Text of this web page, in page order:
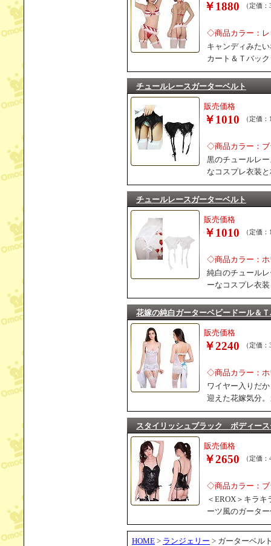
￥1880 （定価
◇商品カラー：レ
キャンディみた
カート＆Ｔバッ
チュールレースガーターベルト
販売価格
￥1010 （定価
◇商品カラー：ブ
黒のチュールレ
なコスプレ衣装
チュールレースガーターベルト
販売価格
￥1010 （定価
◇商品カラー：ホ
純白のチュール
ーなコスプレ衣
花嫁の純白ガーターベビードール＆
販売価格
￥2240 （定価
◇商品カラー：ホ
ワイヤー入りだ
迎えた花嫁気分
スタイリッシュブラック ボディース
販売価格
￥2650 （定価
◇商品カラー：ブ
＜EROX＞キラ
ーツ風のガータ
HOME > ランジェリー > ガーターベル